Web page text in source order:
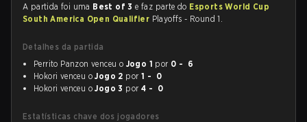
A partida foi uma Best of 3e faz parte do Esports World Cup
South America Open Qualifier Playoffs - Round 1.
Detalhes da partida
Perrito Panzon venceu o Jogo 1 por 0 - 6
Hokori venceu oJogo 2 por 1 - 0
Hokori venceu oJogo 3 por 4 - 0
Estatísticas chave dos jogadores